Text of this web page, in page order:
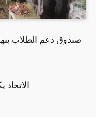
صندوق دعم الطلاب بنهر